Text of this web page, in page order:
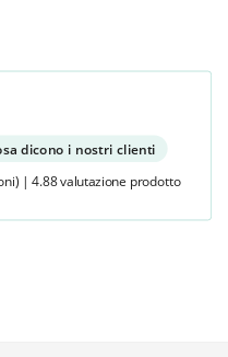
dicono i nostri clienti
| 4.88 valutazione prodotto